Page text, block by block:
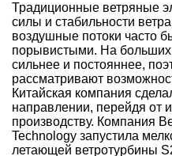
Традиционные ветряные
силы и стабильности
воздушные потоки часто
порывистыми. На
сильнее и постояннее,
рассматривают
Китайская компания
направлении, перейдя от
производству. Компания
Technology запустила
летающей ветротурбины